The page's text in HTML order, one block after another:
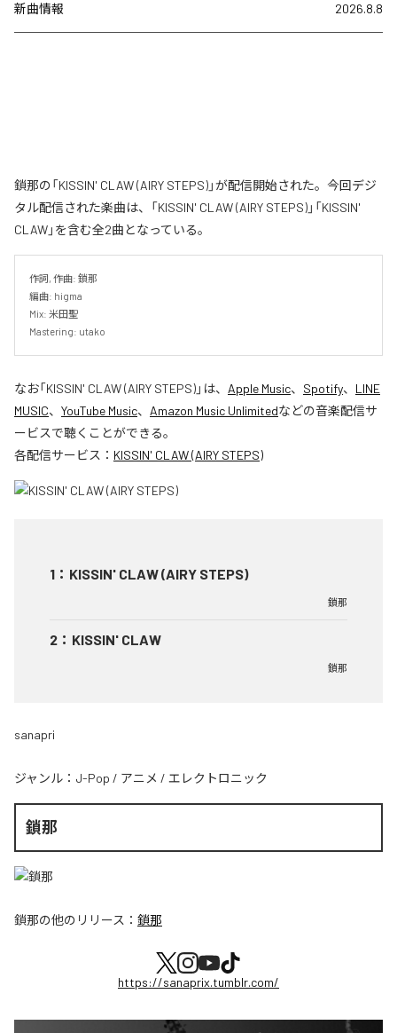
新曲情報 2026.8.8
鎖那の「KISSIN' CLAW (AIRY STEPS)」が配信開始された。今回デジ
タル配信された楽曲は、「KISSIN' CLAW (AIRY STEPS)」「KISSIN'
CLAW」を含む全2曲となっている。
作詞, 作曲: 鎖那
編曲: higma
Mix: 米田聖
Mastering: utako
なお「KISSIN' CLAW (AIRY STEPS)」は、 Apple Music、 Spotify、 LINE
MUSIC、 YouTube Music、 Amazon Music Unlimitedなどの音楽配信サ
ービスで聴くことができる。
各配信サービス： KISSIN' CLAW (AIRY STEPS)
1 ： KISSIN' CLAW (AIRY STEPS)
鎖那
2 ： KISSIN' CLAW
鎖那
sanapri
ジャンル： J-Pop / アニメ / エレクトロニック
鎖那
鎖那の他のリリース： 鎖那
https://sanaprix.tumblr.com/